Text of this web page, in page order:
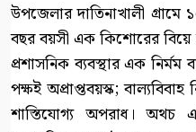
উপজেলার দাতিনাখালী
বছর বয়সী এক কিশোরের
প্রশাসনিক ব্যবস্থার এক
পক্ষই অপ্রাপ্তবয়স্ক;
শাস্তিযোগ্য অপরাধ। অথচ